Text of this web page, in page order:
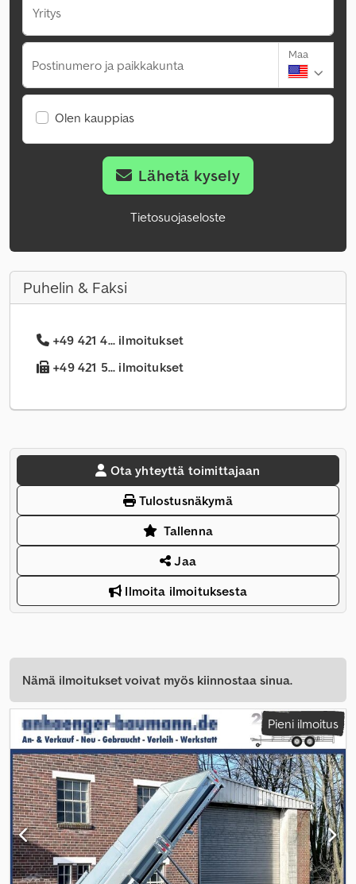
Yritys
Postinumero ja paikkakunta
Maa
Olen kauppias
Lähetä kysely
Tietosuojaseloste
Puhelin & Faksi
+49 421 4... ilmoitukset
+49 421 5... ilmoitukset
Ota yhteyttä toimittajaan
Tulostusnäkymä
Tallenna
Jaa
Ilmoita ilmoituksesta
Nämä ilmoitukset voivat myös kiinnostaa sinua.
Pieni ilmoitus